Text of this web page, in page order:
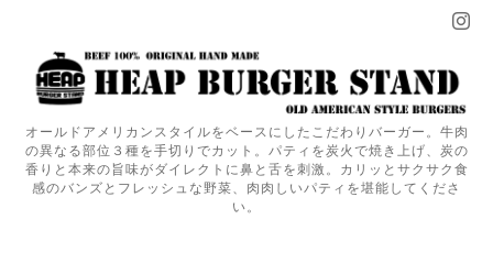
オールドアメリカンスタイルをベースにしたこだわりバーガー。牛肉
の異なる部位３種を手切りでカット。パティを炭火で焼き上げ、炭の
香りと本来の旨味がダイレクトに鼻と舌を刺激。カリッとサクサク食
感のバンズとフレッシュな野菜、肉肉しいパティを堪能してくださ
い。